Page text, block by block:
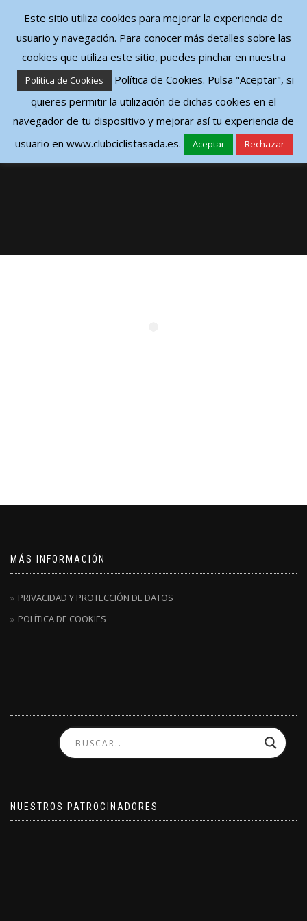
CAMBIAR NAVEGACIÓN
CONTACTO
MÁS INFORMACIÓN
PRIVACIDAD Y PROTECCIÓN DE DATOS
POLÍTICA DE COOKIES
NUESTROS PATROCINADORES
Este sitio utiliza cookies para mejorar la experiencia de
usuario y navegación. Para conocer más detalles sobre las
cookies que utiliza este sitio, puedes pinchar en nuestra
Política de Cookies
Política de Cookies. Pulsa "Aceptar", si
quieres permitir la utilización de dichas cookies en el
navegador de tu dispositivo y mejorar así tu experiencia de
usuario en www.clubciclistasada.es.
Aceptar Rechazar